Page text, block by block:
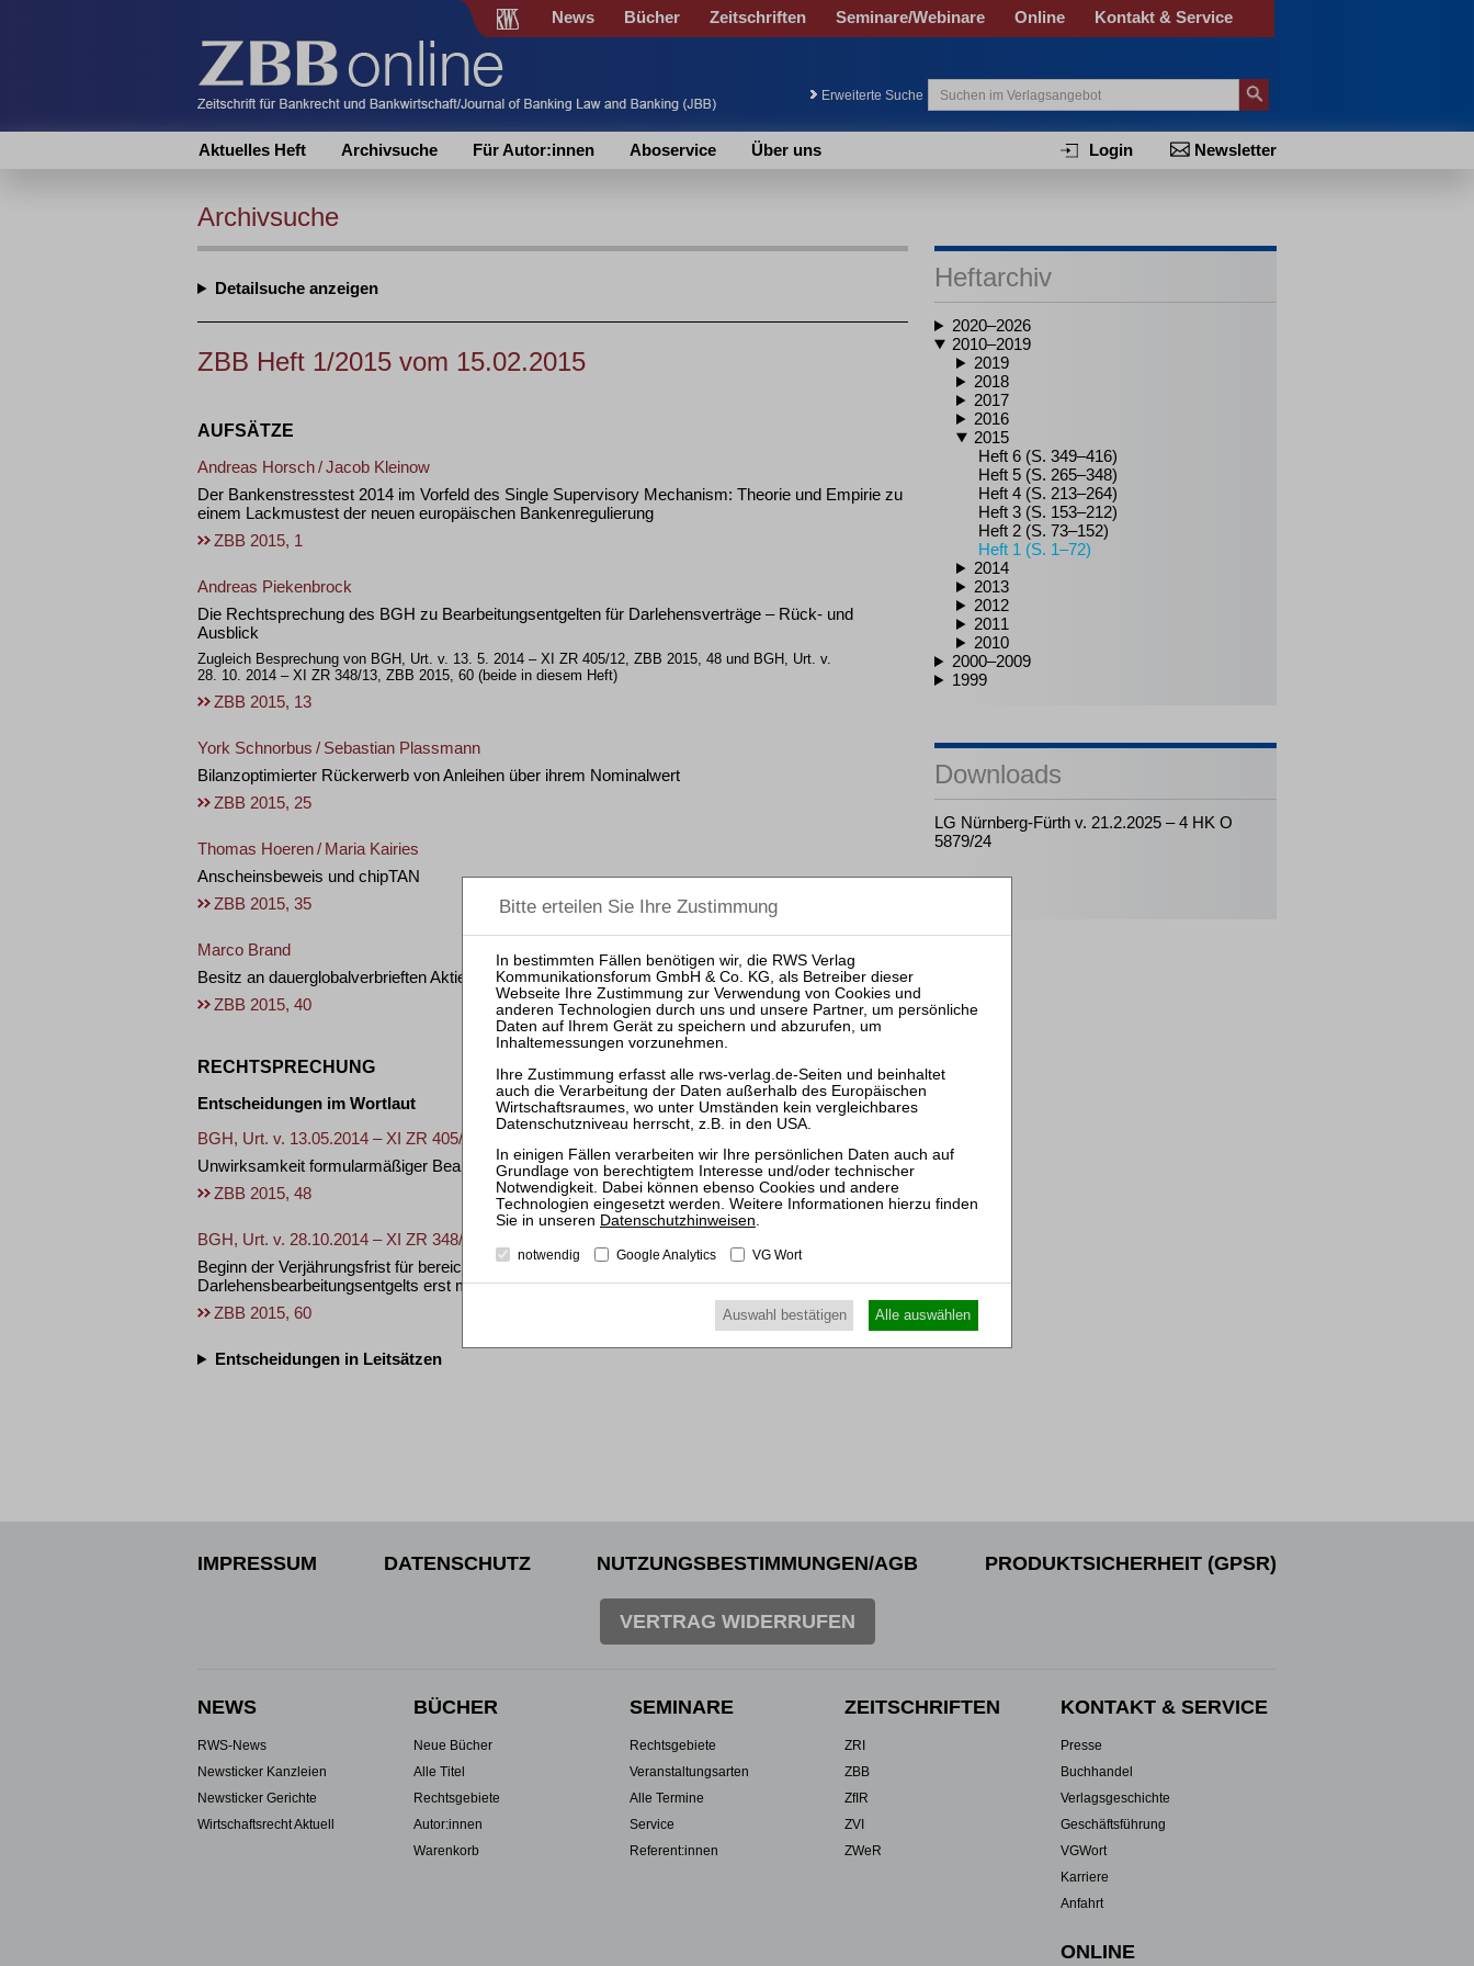
News Bücher Zeitschriften Seminare/Webinare Online Kontakt & Service
Erweiterte Suche
Aktuelles Heft Archivsuche Für Autor:innen Aboservice Über uns Newsletter
Login
Archivsuche
Detailsuche
ZBB Heft 1/2015 vom 15.02.2015
AUFSÄTZE
Andreas Horsch/Jacob Kleinow
Der Bankenstresstest 2014 im Vorfeld des Single Supervisory Mechanism: Theorie und Empirie zu
einem Lackmustest der neuen europäischen Bankenregulierung
ZBB 2015, 1
Andreas Piekenbrock
Die Rechtsprechung des BGH zu Bearbeitungsentgelten für Darlehensverträge – Rück- und
Ausblick
Zugleich Besprechung von BGH, Urt. v. 13. 5. 2014 – XI ZR 405/12, ZBB 2015, 48 und BGH, Urt. v.
28. 10. 2014 – XI ZR 348/13, ZBB 2015, 60 (beide in diesem Heft)
ZBB 2015, 13
York Schnorbus / Sebastian Plassmann
Bilanzoptimierter Rückerwerb von Anleihen über ihrem Nominalwert
ZBB 2015, 25
Thomas Hoeren/ Maria Kairies
Anscheinsbeweis und chipTAN
ZBB 2015, 35
Marco Brand
Besitz an dauerglobalverbrieften Aktien – zugleich ein Beitrag zur Lehre vom Besitz
ZBB 2015, 40
RECHTSPRECHUNG
Entscheidungen im Wortlaut
BGH, Urt. v. 13.05.2014 – XI ZR 405/12 +
Unwirksamkeit formularmäßiger Bearbeitungsentgelte in Verbraucherdarlehensverträgen
ZBB 2015, 48
BGH, Urt. v. 28.10.2014 – XI ZR 348/13 +
Beginn der Verjährungsfrist für bereicherungsrechtlichen Anspruch auf Rückzahlung eines
Darlehensbearbeitungsentgelts erst mit Schluss des Jahres 2011
ZBB 2015, 60
Entscheidungen in Leitsätzen
Heftarchiv
2020–2026
2010–2019
2019
2018
2017
2016
2015
Heft 6 (S. 349–416)
Heft 5 (S. 265–348)
Heft 4 (S. 213–264)
Heft 3 (S. 153–212)
Heft 2 (S. 73–152)
Heft 1 (S. 1–72)
2014
2013
2012
2011
2010
2000–2009
1999
Downloads
LG Nürnberg-Fürth v. 21.2.2025 – 4 HK O
5879/24
IMPRESSUM DATENSCHUTZ NUTZUNGSBESTIMMUNGEN/AGB PRODUKTSICHERHEIT (GPSR)
VERTRAG WIDERRUFEN
NEWS
RWS-News
Newsticker Kanzleien
Newsticker Gerichte
Wirtschaftsrecht Aktuell
BÜCHER
Neue Bücher
Alle Titel
Rechtsgebiete
Autor:innen
Warenkorb
SEMINARE
Rechtsgebiete
Veranstaltungsarten
Alle Termine
Service
Referent:innen
ZEITSCHRIFTEN
ZRI
ZBB
ZfIR
ZVI
ZWeR
KONTAKT & SERVICE
Presse
Buchhandel
Verlagsgeschichte
Geschäftsführung
VGWort
Karriere
Anfahrt
ONLINE
Datenschutzhinweisen.
notwendig Google Analytics VG Wort
Auswahl bestätigen Alle auswählen